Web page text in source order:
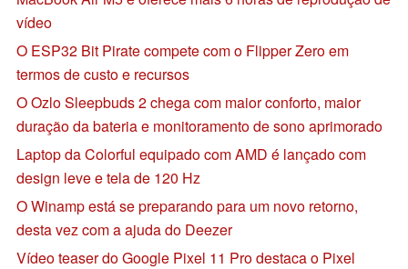
vídeo
O ESP32 Bit Pirate compete com o Flipper Zero em
termos de custo e recursos
O Ozlo Sleepbuds 2 chega com maior conforto, maior
duração da bateria e monitoramento de sono aprimorado
Laptop da Colorful equipado com AMD é lançado com
design leve e tela de 120 Hz
O Winamp está se preparando para um novo retorno,
desta vez com a ajuda do Deezer
Vídeo teaser do Google Pixel 11 Pro destaca o Pixel